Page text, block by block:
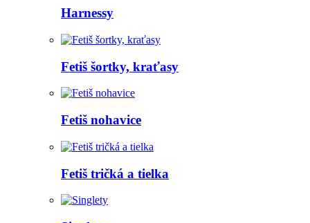
Harnessy
Fetiš šortky, kraťasy
Fetiš nohavice
Fetiš tričká a tielka